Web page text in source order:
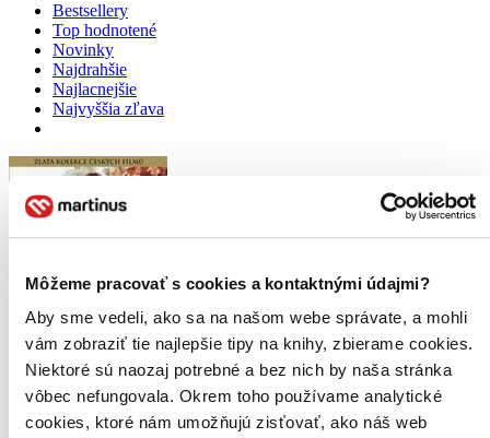
Môžeme pracovať s cookies a kontaktnými údajmi?
Aby sme vedeli, ako sa na našom webe správate, a mohli
vám zobraziť tie najlepšie tipy na knihy, zbierame cookies.
Niektoré sú naozaj potrebné a bez nich by naša stránka
vôbec nefungovala. Okrem toho používame analytické
cookies, ktoré nám umožňujú zisťovať, ako náš web
Bestsellery
Top hodnotené
Novinky
Najdrahšie
Najlacnejšie
Najvyššia zľava
Božská Ema